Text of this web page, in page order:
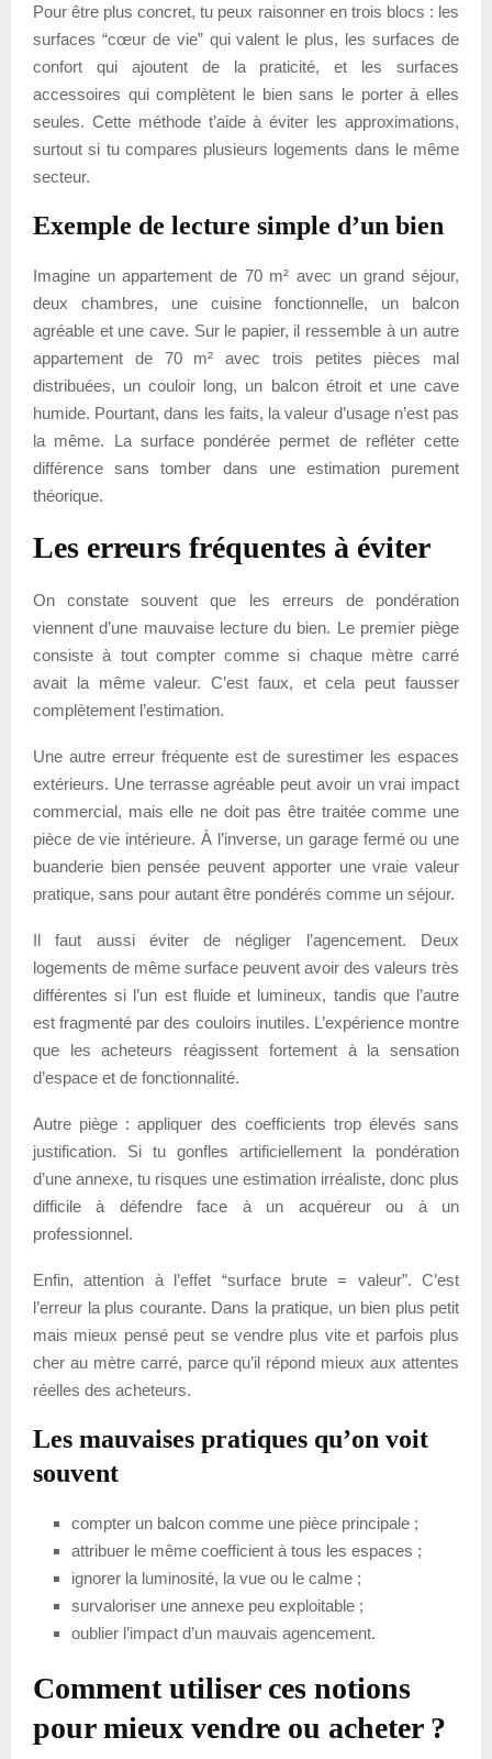
Pour être plus concret, tu peux raisonner en trois blocs : les
surfaces “cœur de vie” qui valent le plus, les surfaces de
confort qui ajoutent de la praticité, et les surfaces
accessoires qui complètent le bien sans le porter à elles
seules. Cette méthode t’aide à éviter les approximations,
surtout si tu compares plusieurs logements dans le même
secteur.
Exemple de lecture simple d’un bien
Imagine un appartement de 70 m² avec un grand séjour,
deux chambres, une cuisine fonctionnelle, un balcon
agréable et une cave. Sur le papier, il ressemble à un autre
appartement de 70 m² avec trois petites pièces mal
distribuées, un couloir long, un balcon étroit et une cave
humide. Pourtant, dans les faits, la valeur d’usage n’est pas
la même. La surface pondérée permet de refléter cette
différence sans tomber dans une estimation purement
théorique.
Les erreurs fréquentes à éviter
On constate souvent que les erreurs de pondération
viennent d’une mauvaise lecture du bien. Le premier piège
consiste à tout compter comme si chaque mètre carré
avait la même valeur. C’est faux, et cela peut fausser
complètement l’estimation.
Une autre erreur fréquente est de surestimer les espaces
extérieurs. Une terrasse agréable peut avoir un vrai impact
commercial, mais elle ne doit pas être traitée comme une
pièce de vie intérieure. À l’inverse, un garage fermé ou une
buanderie bien pensée peuvent apporter une vraie valeur
pratique, sans pour autant être pondérés comme un séjour.
Il faut aussi éviter de négliger l’agencement. Deux
logements de même surface peuvent avoir des valeurs très
différentes si l’un est fluide et lumineux, tandis que l’autre
est fragmenté par des couloirs inutiles. L’expérience montre
que les acheteurs réagissent fortement à la sensation
d’espace et de fonctionnalité.
Autre piège : appliquer des coefficients trop élevés sans
justification. Si tu gonfles artificiellement la pondération
d’une annexe, tu risques une estimation irréaliste, donc plus
difficile à défendre face à un acquéreur ou à un
professionnel.
Enfin, attention à l’effet “surface brute = valeur”. C’est
l’erreur la plus courante. Dans la pratique, un bien plus petit
mais mieux pensé peut se vendre plus vite et parfois plus
cher au mètre carré, parce qu’il répond mieux aux attentes
réelles des acheteurs.
Les mauvaises pratiques qu’on voit
souvent
compter un balcon comme une pièce principale ;
attribuer le même coefficient à tous les espaces ;
ignorer la luminosité, la vue ou le calme ;
survaloriser une annexe peu exploitable ;
oublier l’impact d’un mauvais agencement.
Comment utiliser ces notions
pour mieux vendre ou acheter ?